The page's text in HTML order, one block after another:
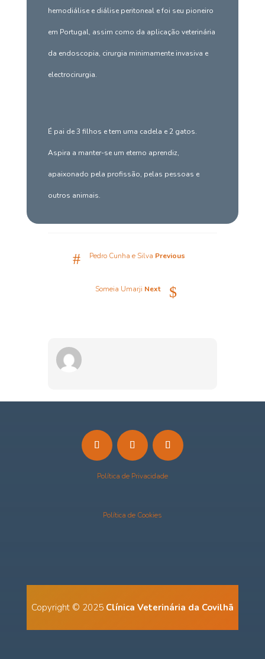
hemodiálise e diálise peritoneal e foi seu pioneiro
em Portugal, assim como da aplicação veterinária
da endoscopia, cirurgia minimamente invasiva e
electrocirurgia.
É pai de 3 filhos e tem uma cadela e 2 gatos.
Aspira a manter-se um eterno aprendiz,
apaixonado pela profissão, pelas pessoas e
outros animais.
# Pedro Cunha e Silva Previous
Someia Umarji Next $
Política de Privacidade
Política de Cookies
Copyright © 2025 Clínica Veterinária da Covilhã